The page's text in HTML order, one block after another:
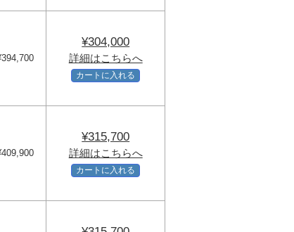
¥304,000
詳細はこちらへ
カートに入れる
¥315,700
詳細はこちらへ
カートに入れる